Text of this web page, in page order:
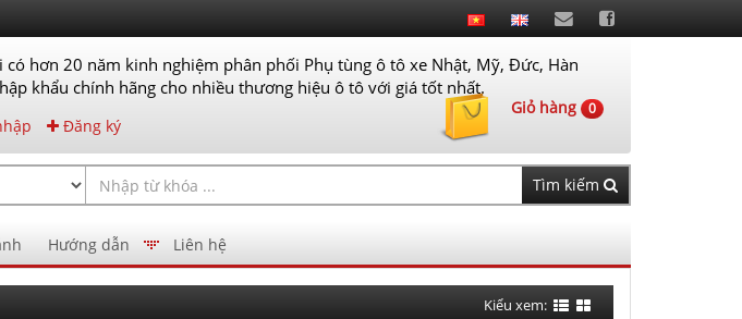
có hơn 20 năm kinh nghiệm phân phối Phụ tùng ô tô xe Nhật, Mỹ, Đức, Hàn
khẩu chính hãng cho nhiều thương hiệu ô tô với giá tốt nhất.
Đăng ký
Giỏ hàng 0
Tìm kiếm
Hướng dẫn Liên hệ
Kiểu xem: